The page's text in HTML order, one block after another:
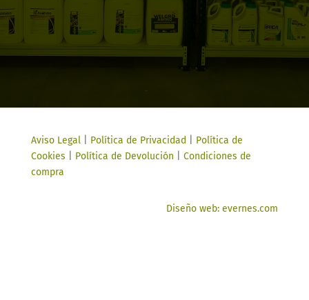
Aviso Legal| Política de Privacidad
Política de
Cookies
Política de Devolución
Condiciones de
compra
Diseño web: evernes.com